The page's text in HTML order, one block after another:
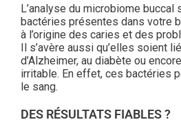
L’analyse du microbiome buccal
bactéries présentes dans votre
à l’origine des caries et des
Il s’avère aussi qu’elles soient
d’Alzheimer, au diabète ou
irritable. En effet, ces bactéries
le sang.
DES RÉSULTATS FIABLES ?